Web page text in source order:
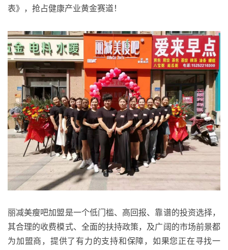
表》，抢占健康产业黄金赛道！
丽减美瘦吧加盟是一个低门槛、高回报、靠谱的投资选择，
其合理的收费模式、全面的扶持政策， 及广阔的市场前景都
为加盟商 ， 提供了有力的支持和保障， 如果您正在寻找一